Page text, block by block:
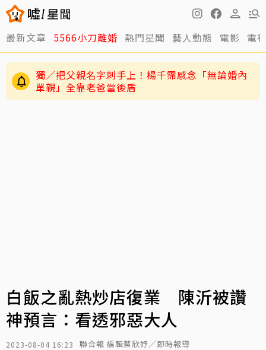
最新文章 5566小刀離婚 熱門星聞 藝人動態 電影 電
獨／把父親名字刺手上！楊千霈感念「無論婚內
單親」全靠老爸當後盾
白飯之亂熱炒店復業 陳沂被讚
神預言：看透邪惡大人
2023-08-04 16:23 聯合報 編輯蔡欣妤／即時報導